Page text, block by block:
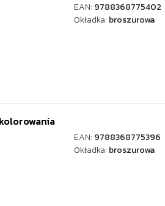
EAN: 9788368775402
Okładka: broszurowa
EAN: 9788368775396
Okładka: broszurowa